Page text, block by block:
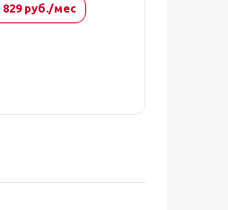
829руб./мес